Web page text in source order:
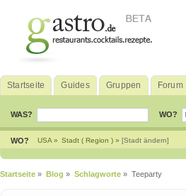
Startseite Guides Gruppen Forum
WAS? WO?
WO? USA » Stadt ( Region ) » [Stadt ändern]
Startseite » Blog » Schlagworte » Teeparty